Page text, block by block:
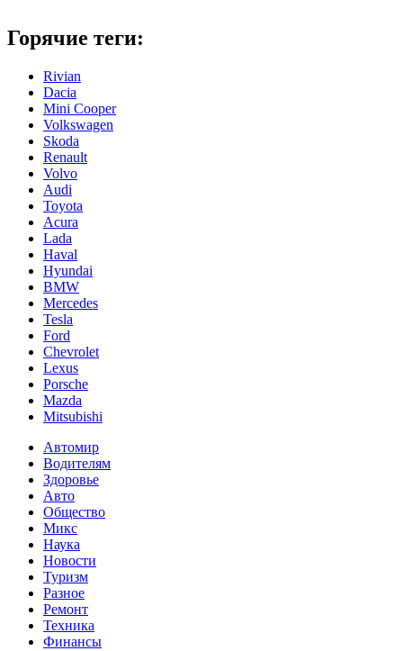
Горячие теги:
Rivian
Dacia
Mini Cooper
Volkswagen
Skoda
Renault
Volvo
Audi
Toyota
Acura
Lada
Haval
Hyundai
BMW
Mercedes
Tesla
Ford
Chevrolet
Lexus
Porsche
Mazda
Mitsubishi
Автомир
Водителям
Здоровье
Авто
Общество
Микс
Наука
Новости
Туризм
Разное
Ремонт
Техника
Финансы